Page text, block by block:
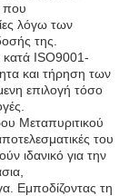
που
λόγω των
της.
κατά ISO9001-
και τήρηση των
επιλογή τόσο
Μεταπυριτικού
του
ιδανικό για την
Εμποδίζοντας τη